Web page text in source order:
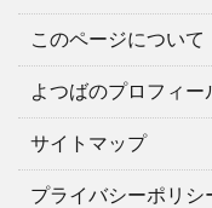
このページについて
よつばのプロフィー
サイトマップ
プライバシーポリシ